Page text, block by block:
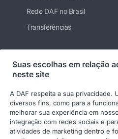
Rede DAF no Brasil
Transferências
Siga-nos
Suas escolhas em relação
neste site
A DAF respeita a sua privacidade.
diversos fins, como para a
melhorar sua experiência em
integração com redes sociais e
atividades de marketing dentro e